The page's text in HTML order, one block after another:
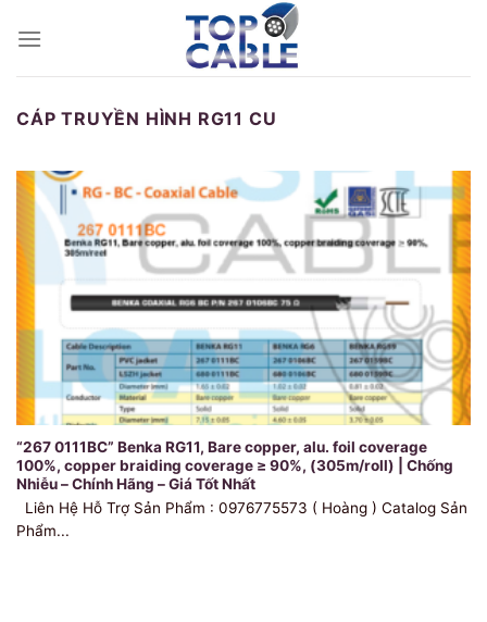
CÁP TRUYỀN HÌNH RG11 CU
“267 0111BC” Benka RG11, Bare copper, alu. foil coverage
100%, copper braiding coverage ≥ 90%, (305m/roll) | Chống
Nhiễu – Chính Hãng – Giá Tốt Nhất
Liên Hệ Hỗ Trợ Sản Phẩm : 0976775573 ( Hoàng ) Catalog Sản
Phẩm...